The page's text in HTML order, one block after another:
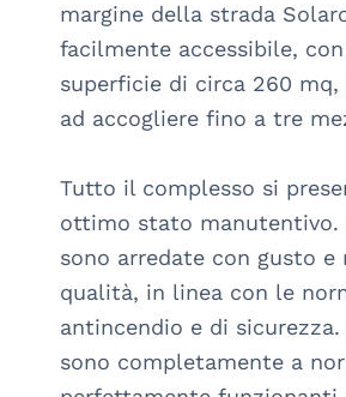
margine della strada
facilmente accessibile,
superficie di circa 260
ad accogliere fino a tre
Tutto il complesso si
ottimo stato manutentivo.
sono arredate con gusto e
qualità, in linea con le
antincendio e di
sono completamente a